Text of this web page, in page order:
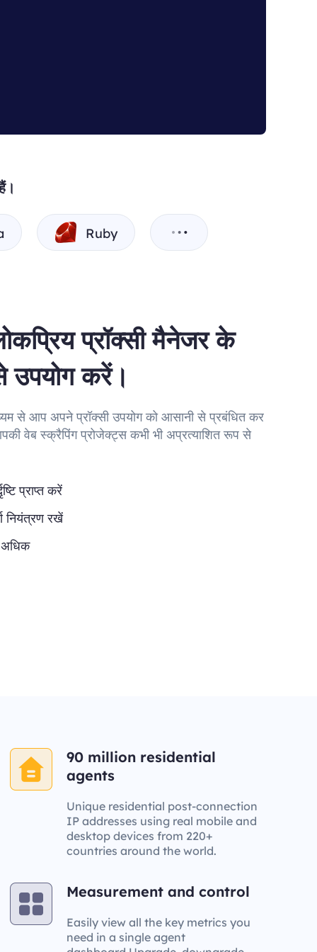
Ruby
प्रॉक्सी मैनेजर के
करें।
से आप अपने प्रॉक्सी उपयोग को आसानी से प्रबंधित कर
वेब स्क्रैपिंग प्रोजेक्ट्स कभी भी अप्रत्याशित रूप से
प्राप्त करें
नियंत्रण रखें
90 million residential
agents
Unique residential post-connection
IP addresses using real mobile and
desktop devices from 220+
countries around the world.
Measurement and control
Easily view all the key metrics you
need in a single agent